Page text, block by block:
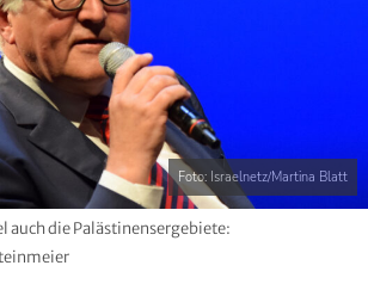
Foto: Israelnetz/Martina Blatt
auch die Palästinensergebiete: